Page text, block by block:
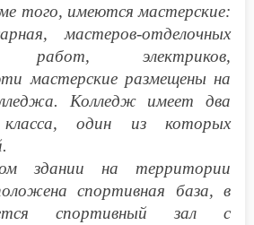
того, имеются мастерские:
мастеров-отделочных
работ, электриков,
мастерские размещены на
Колледж имеет два
класса, один из которых
здании на территории
спортивная база, в
спортивный зал с